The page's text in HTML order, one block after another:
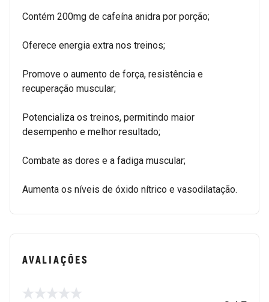
Contém 200mg de cafeína anidra por porção;
Oferece energia extra nos treinos;
Promove o aumento de força, resistência e
recuperação muscular;
Potencializa os treinos, permitindo maior
desempenho e melhor resultado;
Combate as dores e a fadiga muscular;
Aumenta os níveis de óxido nítrico e vasodilatação.
AVALIAÇÕES